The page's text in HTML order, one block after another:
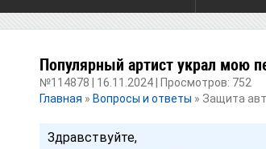
Популярный артист украл мою
№114878 | 16.11.2024 | Просмотров: 752
Главная » Вопросы и ответы » Защита
Здравствуйте,